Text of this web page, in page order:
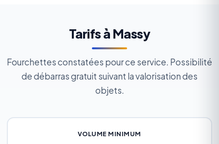
Tarifs à Massy
Fourchettes constatées pour ce service. Possibilité
de débarras gratuit suivant la valorisation des
objets.
VOLUME MINIMUM